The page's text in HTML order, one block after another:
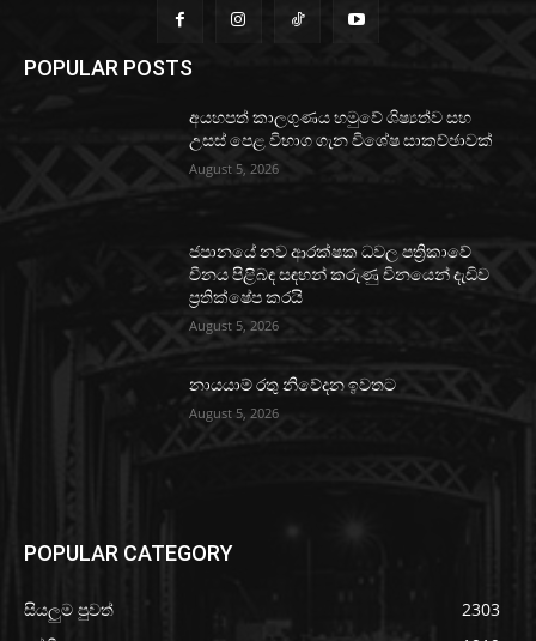
POPULAR POSTS
අයහපත් කාලගුණය හමුවේ ශිෂ්‍යත්ව සහ
උසස් පෙළ විභාග ගැන විශේෂ සාකච්ඡාවක්
August 5, 2026
ජපානයේ නව ආරක්ෂක ධවල පත්‍රිකාවේ
චීනය පිළිබඳ සඳහන් කරුණු චීනයෙන් දැඩිව
ප්‍රතික්ෂේප කරයි
August 5, 2026
නායයාම් රතු නිවේදන ඉවතට
August 5, 2026
POPULAR CATEGORY
සියලුම පුවත්
2303